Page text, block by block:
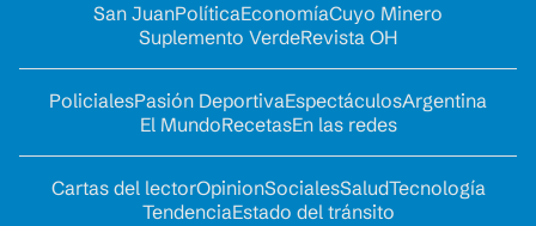
San JuanPolíticaEconomíaCuyo Minero
Suplemento VerdeRevista OH
PolicialesPasión DeportivaEspectáculosArgentina
El MundoRecetasEn las redes
Cartas del lectorOpinionSocialesSaludTecnología
TendenciaEstado del tránsito